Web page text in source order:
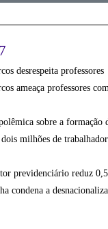
desrespeita professores
ameaça professores
sobre a formação
milhões de
previdenciário reduz
condena a